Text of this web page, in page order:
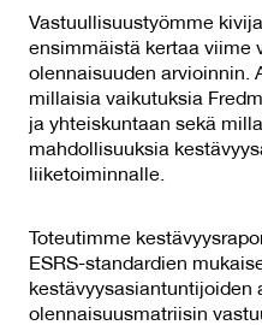
Vastuullisuustyömme
ensimmäistä kertaa viime
olennaisuuden arvioinnin.
millaisia vaikutuksia
ja yhteiskuntaan sekä
mahdollisuuksia
liiketoiminnalle.
Toteutimme
ESRS-standardien
kestävyysasiantuntijoiden
olennaisuusmatriisin